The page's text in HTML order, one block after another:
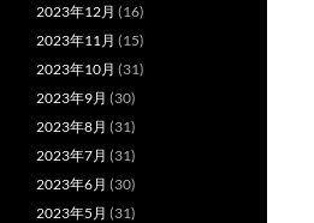
2023年12月 (16)
2023年11月 (15)
2023年10月 (31)
2023年9月 (30)
2023年8月 (31)
2023年7月 (31)
2023年6月 (30)
2023年5月 (31)